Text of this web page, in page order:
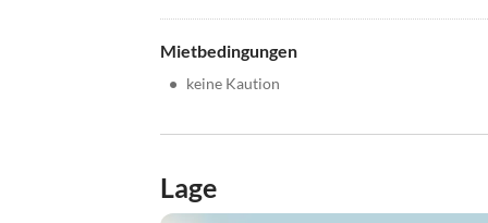
Mietbedingungen
• keine Kaution
Lage